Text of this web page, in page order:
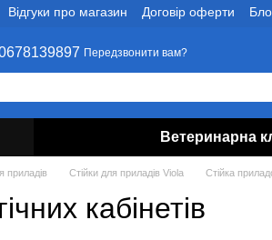
Відгуки про магазин Договір оферти
Передзвонити вам?
Ветеринарна
приладів Стійки для приладів Viola Стійка
кабінетів